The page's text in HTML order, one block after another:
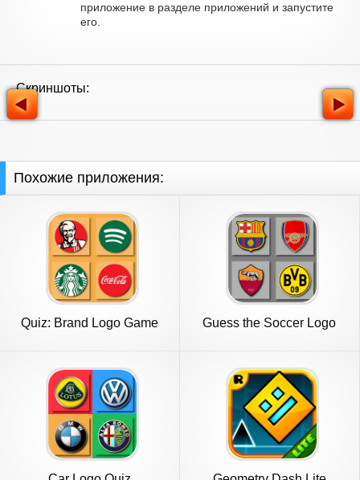
приложение в разделе приложений и запустите
его.
Скриншоты:
Похожие приложения:
Quiz: Brand Logo Game
Guess the Soccer Logo